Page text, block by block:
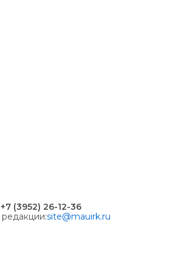
+7 (3952) 26-12-36
site@mauirk.ru